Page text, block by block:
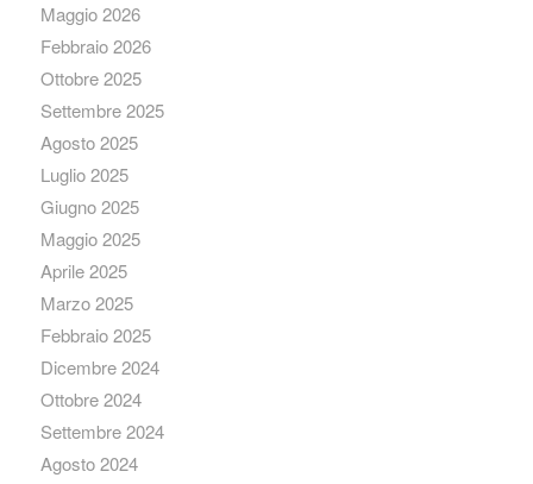
Maggio 2026
Febbraio 2026
Ottobre 2025
Settembre 2025
Agosto 2025
Luglio 2025
Giugno 2025
Maggio 2025
Aprile 2025
Marzo 2025
Febbraio 2025
Dicembre 2024
Ottobre 2024
Settembre 2024
Agosto 2024